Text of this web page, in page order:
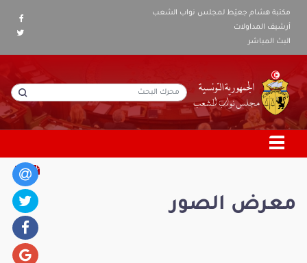
مكتبة هشام جعيّط لمجلس نواب الشعب
أرشيف المداولات
البث المباشر
معرض الصور